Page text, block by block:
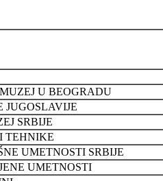
U BEOGRADU
JUGOSLAVIJE
SRBIJE
TEHNIKE
UMETNOSTI SRBIJE
UMETNOSTI